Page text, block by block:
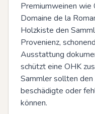
Premiumweinen wie
Domaine de la
Holzkiste den
Provenienz,
Ausstattung
schützt eine OHK
Sammler sollten
beschädigte oder
können.